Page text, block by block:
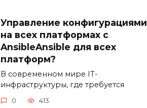
Управление конфигурациями
на всех платформах с
AnsibleAnsible для всех
платформ?
В современном мире IT-
инфраструктуры, где требуется
0 413